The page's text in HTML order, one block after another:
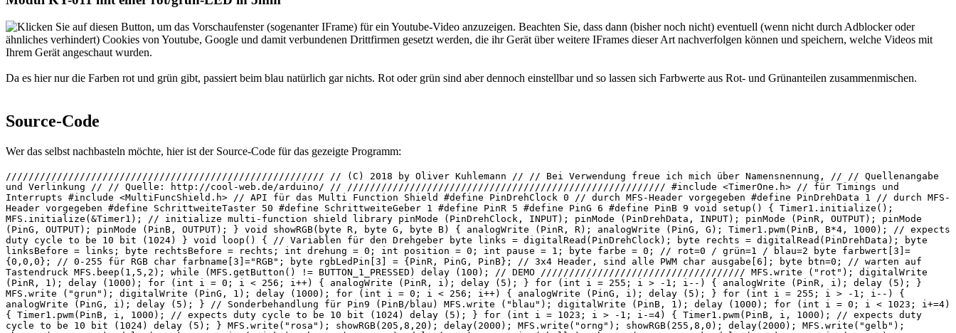
Da es hier nur die Farben rot und grün gibt, passiert beim blau natürlich gar nichts. Rot oder grün sind aber dennoch einstellbar und so lassen sich Farbwerte aus Rot- und Grünanteilen zusammenmischen.
Source-Code
Wer das selbst nachbasteln möchte, hier ist der Source-Code für das gezeigte Programm:
//////////////////////////////////////////////////////// // (C) 2018 by Oliver Kuhlemann // // Bei Verwendung freue ich mich über Namensnennung, // // Quellenangabe
und Verlinkung // // Quelle: http://cool-web.de/arduino/ // //////////////////////////////////////////////////////// #include <TimerOne.h> // für Timings und
Interrupts #include <MultiFuncShield.h> // API für das Multi Function Shield #define PinDrehClock 0 // durch MFS-Header vorgegeben #define PinDrehData 1 // durch MFS-
Header vorgegeben #define SchrittweiteTaster 50 #define SchrittweiteGeber 1 #define PinR 5 #define PinG 6 #define PinB 9 void setup() { Timer1.initialize();
MFS.initialize(&Timer1); // initialize multi-function shield library pinMode (PinDrehClock, INPUT); pinMode (PinDrehData, INPUT); pinMode (PinR, OUTPUT); pinMode
(PinG, OUTPUT); pinMode (PinB, OUTPUT); } void showRGB(byte R, byte G, byte B) { analogWrite (PinR, R); analogWrite (PinG, G); Timer1.pwm(PinB, B*4, 1000); // expects
duty cycle to be 10 bit (1024) } void loop() { // Variablen für den Drehgeber byte links = digitalRead(PinDrehClock); byte rechts = digitalRead(PinDrehData); byte
linksBefore = links; byte rechtsBefore = rechts; int drehung = 0; int position = 0; int pause = 1; byte farbe = 0; // rot=0 / grün=1 / blau=2 byte farbwert[3]=
{0,0,0}; // 0-255 für RGB char farbname[3]="RGB"; byte rgbLedPin[3] = {PinR, PinG, PinB}; // 3x4 Header, sind alle PWM char ausgabe[6]; byte btn=0; // warten auf
Tastendruck MFS.beep(1,5,2); while (MFS.getButton() != BUTTON_1_PRESSED) delay (100); // DEMO //////////////////////////////////// MFS.write ("rot"); digitalWrite
(PinR, 1); delay (1000); for (int i = 0; i < 256; i++) { analogWrite (PinR, i); delay (5); } for (int i = 255; i > -1; i--) { analogWrite (PinR, i); delay (5); }
MFS.write ("grun"); digitalWrite (PinG, 1); delay (1000); for (int i = 0; i < 256; i++) { analogWrite (PinG, i); delay (5); } for (int i = 255; i > -1; i--) {
analogWrite (PinG, i); delay (5); } // Sonderbehandlung für Pin9 (PinB/blau) MFS.write ("blau"); digitalWrite (PinB, 1); delay (1000); for (int i = 0; i < 1023; i+=4)
{ Timer1.pwm(PinB, i, 1000); // expects duty cycle to be 10 bit (1024) delay (5); } for (int i = 1023; i > -1; i-=4) { Timer1.pwm(PinB, i, 1000); // expects duty
cycle to be 10 bit (1024) delay (5); } MFS.write("rosa"); showRGB(205,8,20); delay(2000); MFS.write("orng"); showRGB(255,8,0); delay(2000); MFS.write("gelb");